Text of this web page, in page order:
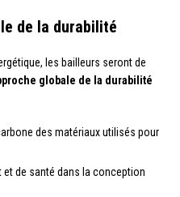
de la durabilité
les bailleurs seront de
globale de la durabilité
des matériaux utilisés pour
de santé dans la conception